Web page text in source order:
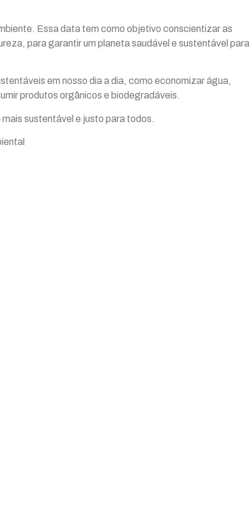
Essa data tem como objetivo conscientizar as
para garantir um planeta saudável e sustentável para
em nosso dia a dia, como economizar água,
produtos orgânicos e biodegradáveis.
sustentável e justo para todos.